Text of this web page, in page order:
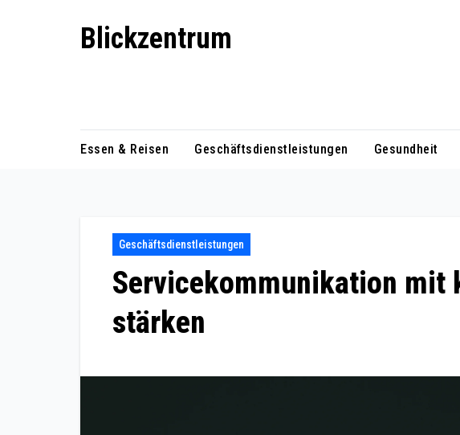
Blickzentrum
Essen & Reisen Geschäftsdienstleistungen Gesundheit
Geschäftsdienstleistungen
Servicekommunikation mit
stärken